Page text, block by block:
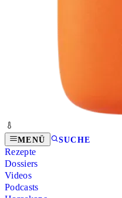
MENÜ SUCHE
Rezepte
Dossiers
Videos
Podcasts